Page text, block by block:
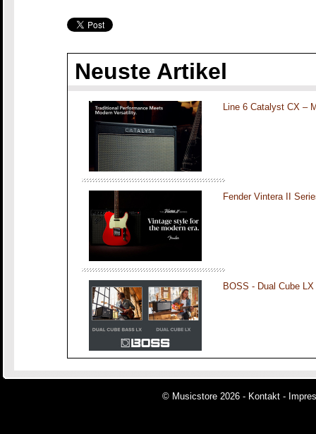
Neuste Artikel
Line 6 Catalyst CX –
Fender Vintera II
BOSS - Dual Cube
© Musicstore 2026 - Kontakt -